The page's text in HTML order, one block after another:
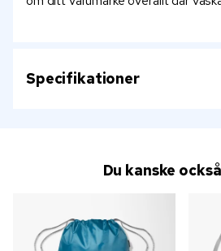
Specifikationer
Du kanske